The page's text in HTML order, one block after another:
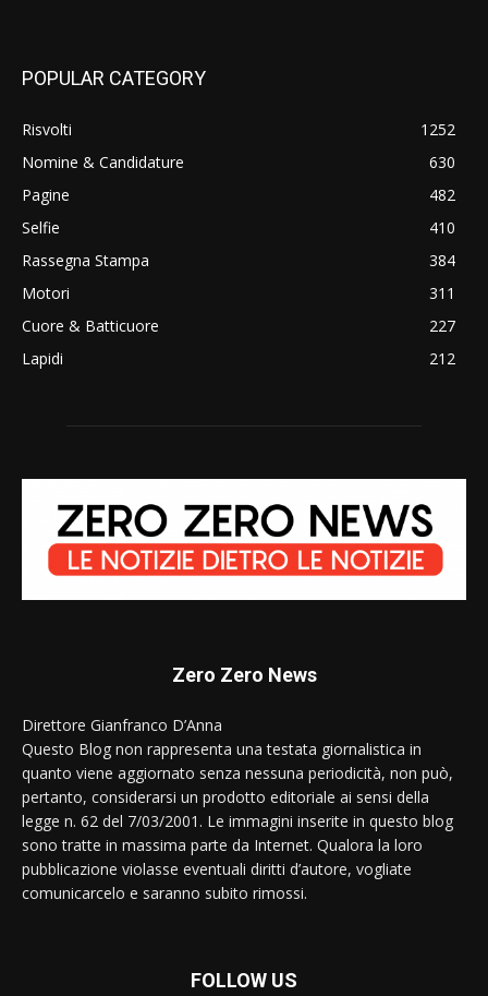
POPULAR CATEGORY
Risvolti
1252
Nomine & Candidature
630
Pagine
482
Selfie
410
Rassegna Stampa
384
Motori
311
Cuore & Batticuore
227
Lapidi
212
Zero Zero News
Direttore Gianfranco D’Anna
Questo Blog non rappresenta una testata giornalistica in
quanto viene aggiornato senza nessuna periodicità, non può,
pertanto, considerarsi un prodotto editoriale ai sensi della
legge n. 62 del 7/03/2001. Le immagini inserite in questo blog
sono tratte in massima parte da Internet. Qualora la loro
pubblicazione violasse eventuali diritti d’autore, vogliate
comunicarcelo e saranno subito rimossi.
FOLLOW US